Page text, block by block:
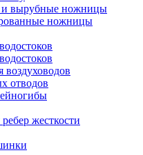
и вырубные ножницы
ножницы
воздуховодов
отводов
жесткости